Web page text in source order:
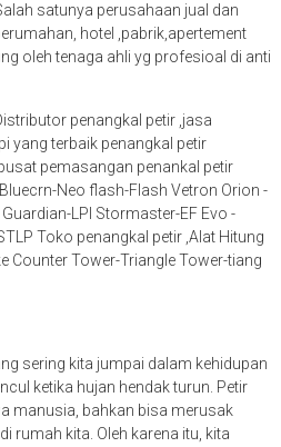
satunya perusahaan jual dan
hotel ,pabrik,apertement
oleh tenaga ahli yg profesioal di anti
penangkal petir ,jasa
yang terbaik penangkal petir
pemasangan penankal petir
Neo flash-Flash Vetron Orion -
LPI Stormaster-EF Evo -
Toko penangkal petir ,Alat Hitung
Counter Tower-Triangle Tower-tiang
sering kita jumpai dalam kehidupan
ketika hujan hendak turun. Petir
manusia, bahkan bisa merusak
rumah kita. Oleh karena itu, kita